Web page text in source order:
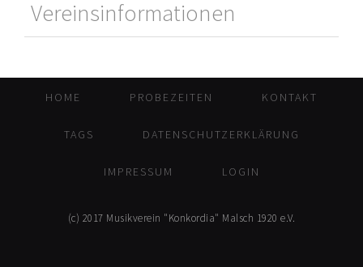
Vereinsinformationen
HOME PROBEZEITEN KONTAKT
TAGS DATENSCHUTZERKLÄRUNG
IMPRESSUM LOGIN
(c) 2017 Musikverein "Konkordia" Malsch 1920 e.V.